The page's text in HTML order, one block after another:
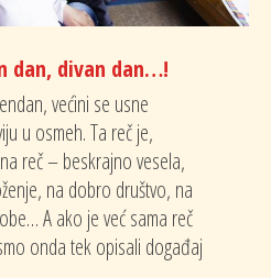
dan, divan dan…!
većini se usne
u osmeh. Ta reč je,
reč – beskrajno vesela,
na dobro društvo, na
A ako je već sama reč
onda tek opisali događaj